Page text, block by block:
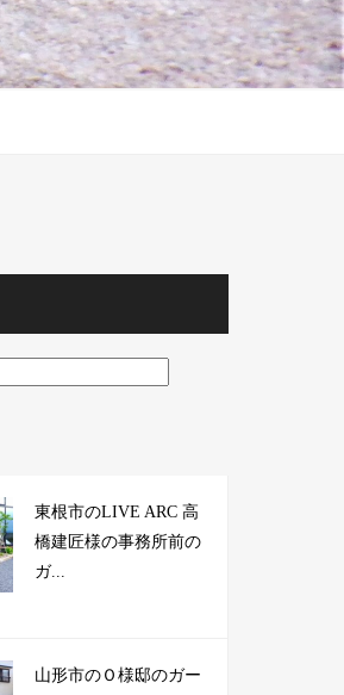
東根市のLIVE ARC 高
橋建匠様の事務所前の
ガ...
山形市のＯ様邸のガー